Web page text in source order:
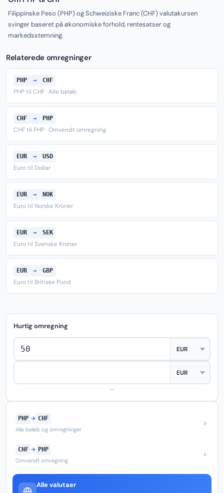
Filippinske Peso (PHP) og Schweiziske Franc (CHF) valutakursen
svinger baseret på økonomiske forhold, rentesatser og
markedsstemning.
Relaterede omregninger
PHP → CHF
PHP til CHF · Alle beløb
CHF → PHP
CHF til PHP · Omvendt omregning
EUR → USD
Euro til Dollar
EUR → NOK
Euro til Norske Kroner
EUR → SEK
Euro til Svenske Kroner
EUR → GBP
Euro til Britiske Pund
Hurtig omregning
—
PHP → CHF
Alle beløb og omregninger
CHF → PHP
Omvendt omregning
Alle valutaer